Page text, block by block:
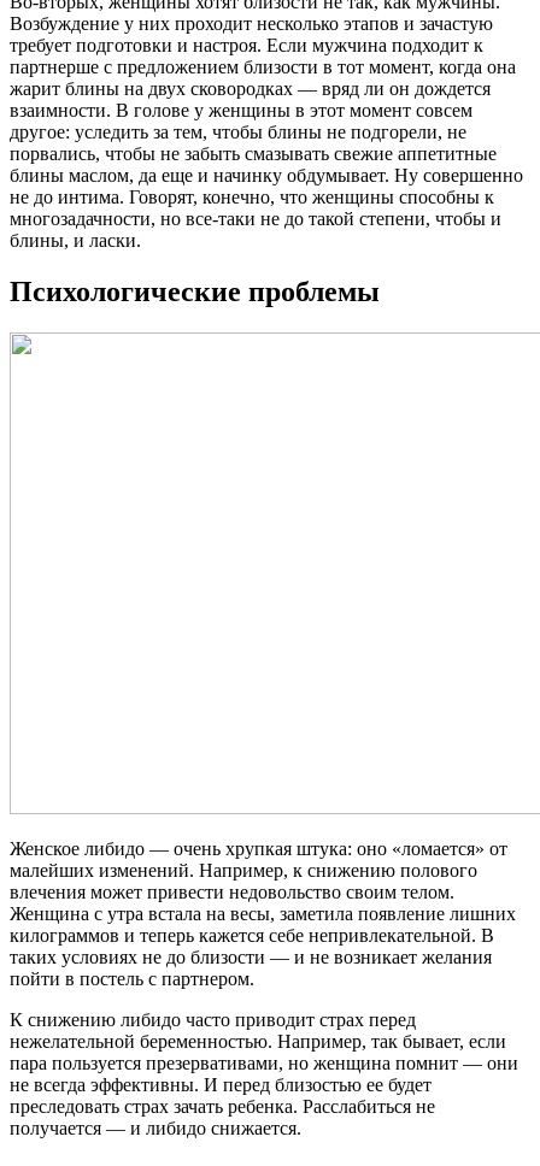
Возбуждение у них проходит несколько этапов и зачастую
требует подготовки и настроя. Если мужчина подходит к
партнерше с предложением близости в тот момент, когда она
жарит блины на двух сковородках — вряд ли он дождется
взаимности. В голове у женщины в этот момент совсем
другое: уследить за тем, чтобы блины не подгорели, не
порвались, чтобы не забыть смазывать свежие аппетитные
блины маслом, да еще и начинку обдумывает. Ну совершенно
не до интима. Говорят, конечно, что женщины способны к
многозадачности, но все-таки не до такой степени, чтобы и
блины, и ласки.
Психологические проблемы
Женское либидо — очень хрупкая штука: оно «ломается» от
малейших изменений. Например, к снижению полового
влечения может привести недовольство своим телом.
Женщина с утра встала на весы, заметила появление лишних
килограммов и теперь кажется себе непривлекательной. В
таких условиях не до близости — и не возникает желания
пойти в постель с партнером.
К снижению либидо часто приводит страх перед
нежелательной беременностью. Например, так бывает, если
пара пользуется презервативами, но женщина помнит — они
не всегда эффективны. И перед близостью ее будет
преследовать страх зачать ребенка. Расслабиться не
получается — и либидо снижается.